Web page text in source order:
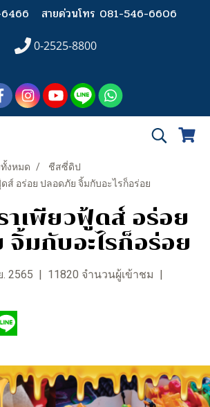
6466 สายด่วนโทร 081-546-6606
0-2525-8800
งหมด
ชีสซี่ดิป
ส์ อร่อย ปลอดภัย จิ้มกับอะไรก็อร่อย
เพียวฟู้ดส์ อร่อย
มกับอะไรก็อร่อย
. 2565 | 11820 จำนวนผู้เข้าชม |